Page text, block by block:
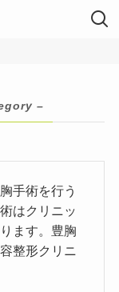
–
手術を行う
はクリニッ
ます。豊胸
整形クリニ